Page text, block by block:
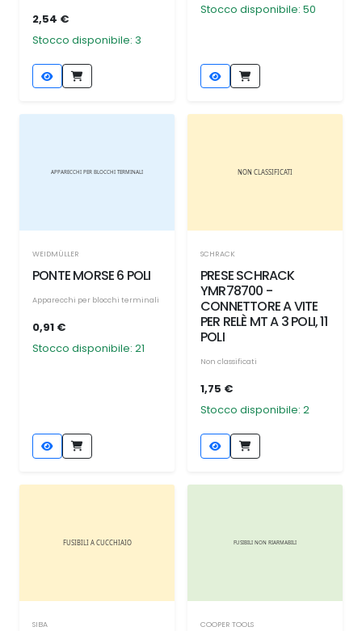
2,54 €
Stocco disponibile: 3
Stocco disponibile: 50
WEIDMÜLLER
PONTE MORSE 6 POLI
Apparecchi per blocchi terminali
0,91 €
Stocco disponibile: 21
SCHRACK
PRESE SCHRACK
YMR78700 -
CONNETTORE A VITE
PER RELÈ MT A 3 POLI, 11
POLI
Non classificati
1,75 €
Stocco disponibile: 2
SIBA COOPER TOOLS